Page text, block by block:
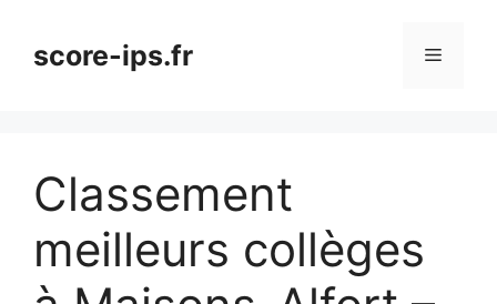
contenuscore-ips.fr Menu
Classement
meilleurs collèges